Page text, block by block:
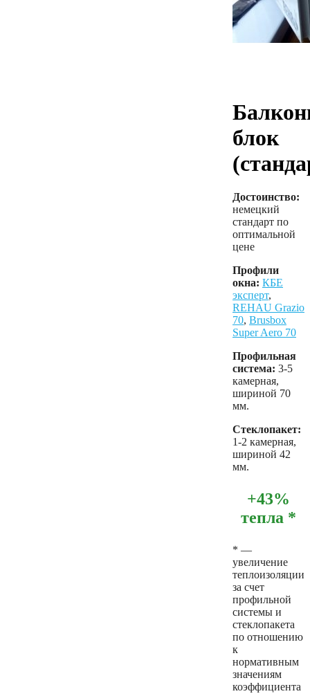
блок
Достоинство:
немецкий
стандарт по
оптимальной
цене
Профили
окна: КБЕ
эксперт,
REHAU Grazio
70, Brusbox
Super Aero 70
Профильная
система: 3-5
камерная,
шириной 70
мм.
Стеклопакет:
1-2 камерная,
шириной 42
мм.
+43%
тепла *
* —
увеличение
теплоизоляции
за счет
профильной
системы и
стеклопакета
по отношению
к
нормативным
значениям
коэффициента